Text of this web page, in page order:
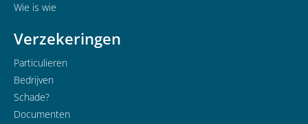
Wie is wie
Verzekeringen
Particulieren
Bedrijven
Schade?
Documenten